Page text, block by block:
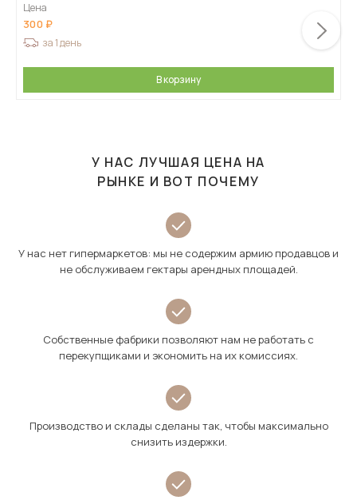
Цена
300
за 1 день
В корзину
У НАС ЛУЧШАЯ ЦЕНА НА
РЫНКЕ И ВОТ ПОЧЕМУ
У нас нет гипермаркетов: мы не содержим армию продавцов и
не обслуживаем гектары арендных площадей.
Собственные фабрики позволяют нам не работать с
перекупщиками и экономить на их комиссиях.
Производство и склады сделаны так, чтобы максимально
снизить издержки.